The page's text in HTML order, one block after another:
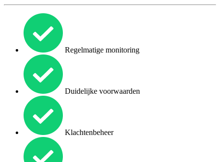
Regelmatige monitoring
Duidelijke voorwaarden
Klachtenbeheer